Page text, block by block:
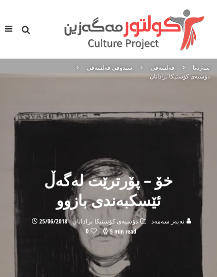
سه‌ره‌تا فه‌لسه‌فی
سندوقی فەلسەفی
دۆسیه‌ی کۆستیکا براداتان
خۆ – پۆرترێت لەگەڵ
ئێسکبەندی بازوو
نه‌به‌ز سه‌مه‌د دۆسیه‌ی کۆستیکا براداتان 25/06/2018
5 min read
0